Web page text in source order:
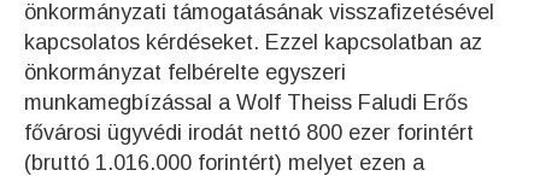
önkormányzati támogatásának visszafizetésével
kapcsolatos kérdéseket. Ezzel kapcsolatban az
önkormányzat felbérelte egyszeri
munkamegbízással a Wolf Theiss Faludi Erős
fővárosi ügyvédi irodát nettó 800 ezer forintért
(bruttó 1.016.000 forintért) melyet ezen a